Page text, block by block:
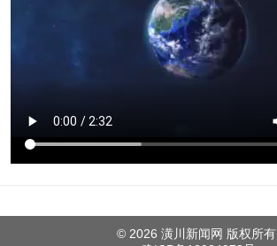
© 2026 潢川新闻网 版权所有.